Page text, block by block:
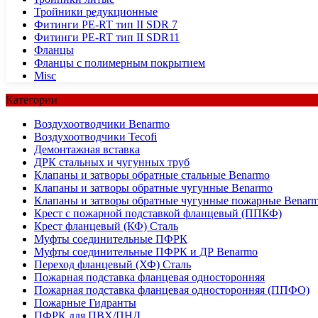
Тройники редукционные
Фитинги PE-RT тип II SDR 7
Фитинги PE-RT тип II SDR11
Фланцы
Фланцы с полимерным покрытием
Misc
Категории
Воздухоотводчики Benarmo
Воздухоотводчики Tecofi
Демонтажная вставка
ДРК стальных и чугунных труб
Клапаны и затворы обратные стальные Benarmo
Клапаны и затворы обратные чугунные Benarmo
Клапаны и затворы обратные чугунные пожарные
Крест с пожарной подставкой фланцевый (ППКФ)
Крест фланцевый (КФ) Сталь
Муфты соединительные ПФРК
Муфты соединительные ПФРК и ДР Benarmo
Переход фланцевый (ХФ) Сталь
Пожарная подставка фланцевая односторонняя
Пожарная подставка фланцевая односторонняя (ППФО)
Пожарные Гидранты
ПФРК для ПВХ/ПНД